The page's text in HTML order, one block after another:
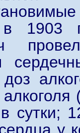
1903
доз
сутки;